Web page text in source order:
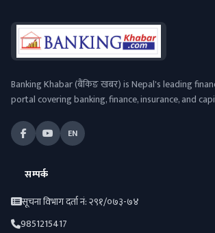
Banking Khabar (बैंकिङ खबर) is Nepal's leading
portal covering banking, finance, insurance, and
EN
सम्पर्क
सूचना विभाग दर्ता नं: २९१/०७३-७४
9851215417